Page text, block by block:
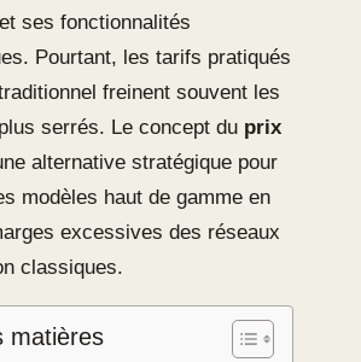
ses fonctionnalités
Pourtant, les tarifs pratiqués
freinent souvent les
serrés. Le concept du prix
alternative stratégique pour
modèles haut de gamme en
excessives des réseaux
classiques.
matières